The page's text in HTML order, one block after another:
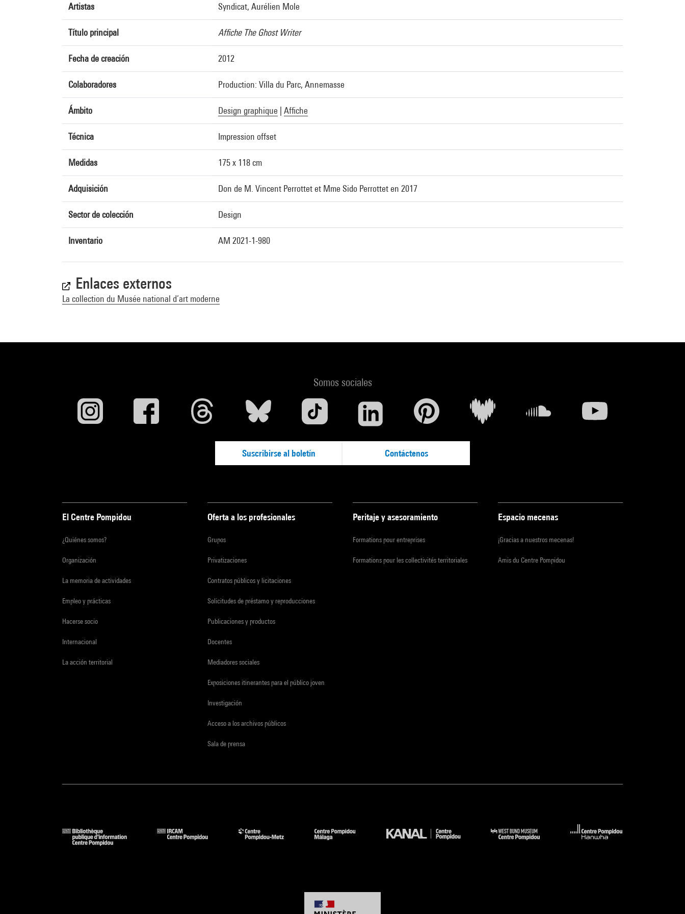
Artistas Syndicat, Aurélien Mole
Título principal Affiche The Ghost Writer
Fecha de creación 2012
Colaboradores Production: Villa du Parc, Annemasse
Ámbito Design graphique Affiche
Técnica Impression offset
Medidas 175 x 118 cm
Adquisición Don de M. Vincent Perrottet et Mme Sido Perrottet en 2017
Sector de colección Design
Inventario AM 2021-1-980
Enlaces externos
La collection du Musée national d’art moderne
Somos sociales
Suscribirse al boletín Contáctenos
El Centre Pompidou
¿Quiénes somos?
Organización
La memoria de actividades
Empleo y prácticas
Hacerse socio
Internacional
La acción territorial
Oferta a los profesionales
Grupos
Privatizaciones
Contratos públicos y licitaciones
Solicitudes de préstamo y reproducciones
Publicaciones y productos
Docentes
Mediadores sociales
Exposiciones itinerantes para el público joven
Investigación
Acceso a los archivos públicos
Sala de prensa
Peritaje y asesoramiento
Formations pour entreprises
Formations pour les collectivités territoriales
Espacio mecenas
¡Gracias a nuestros mecenas!
Amis du Centre Pompidou